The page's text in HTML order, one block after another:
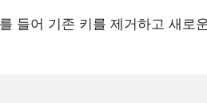
들어 기존 키를 제거하고 새로